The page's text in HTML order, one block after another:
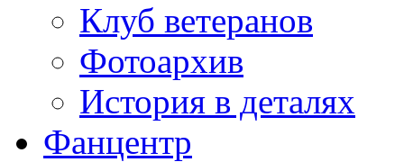
Клуб ветеранов
Фотоархив
История в деталях
Фанцентр